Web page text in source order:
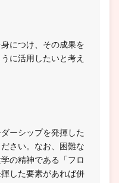
につけ、その成果を
に活用したいと考え
ーシップを発揮した
さい。なお、困難な
の精神である「フロ
した要素があれば併